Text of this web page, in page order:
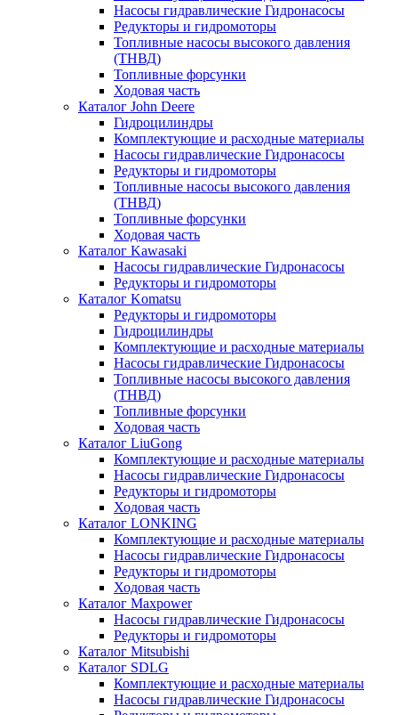
Насосы гидравлические Гидронасосы
Редукторы и гидромоторы
Топливные насосы высокого давления
(ТНВД)
Топливные форсунки
Ходовая часть
Каталог John Deere
Гидроцилиндры
Комплектующие и расходные материалы
Насосы гидравлические Гидронасосы
Редукторы и гидромоторы
Топливные насосы высокого давления
(ТНВД)
Топливные форсунки
Ходовая часть
Каталог Kawasaki
Насосы гидравлические Гидронасосы
Редукторы и гидромоторы
Каталог Komatsu
Редукторы и гидромоторы
Гидроцилиндры
Комплектующие и расходные материалы
Насосы гидравлические Гидронасосы
Топливные насосы высокого давления
(ТНВД)
Топливные форсунки
Ходовая часть
Каталог LiuGong
Комплектующие и расходные материалы
Насосы гидравлические Гидронасосы
Редукторы и гидромоторы
Ходовая часть
Каталог LONKING
Комплектующие и расходные материалы
Насосы гидравлические Гидронасосы
Редукторы и гидромоторы
Ходовая часть
Каталог Maxpower
Насосы гидравлические Гидронасосы
Редукторы и гидромоторы
Каталог Mitsubishi
Каталог SDLG
Комплектующие и расходные материалы
Насосы гидравлические Гидронасосы